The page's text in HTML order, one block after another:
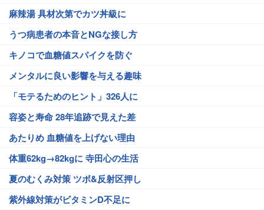
麻辣湯 具材次第でカツ丼級に
うつ病患者の本音とNGな接し方
キノコで血糖値スパイクを防ぐ
メンタルに良い影響を与える趣味
「モテるためのヒント」326人に
容姿と寿命 28年追跡で見えた差
あたりめ 血糖値を上げない理由
体重62kg→82kgに 寺田心の生活
夏のむくみ対策 ツボ&反射区押し
紫外線対策がビタミンD不足に